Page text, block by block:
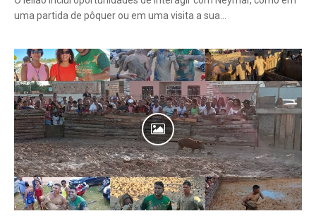
uma partida de pôquer ou em uma visita a sua…